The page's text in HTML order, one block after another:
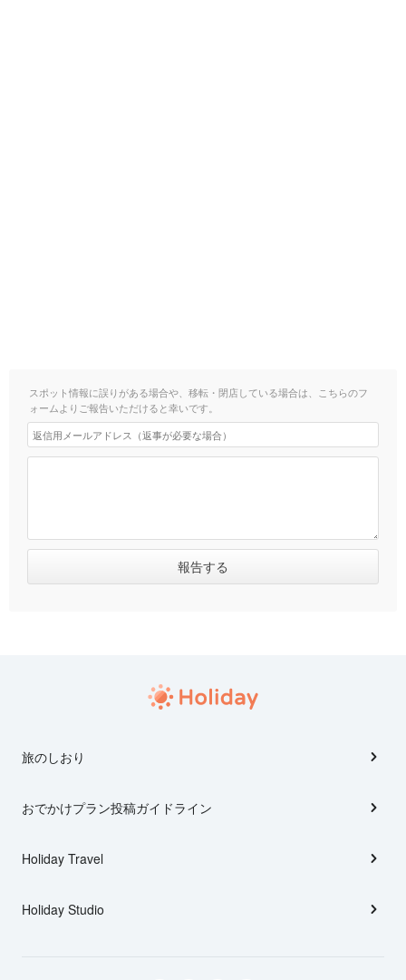
スポット情報に誤りがある場合や、移転・閉店している場合は、こちらのフ
ォームよりご報告いただけると幸いです。
旅のしおり
おでかけプラン投稿ガイドライン
Holiday Travel
Holiday Studio